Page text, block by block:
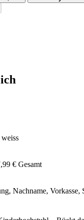
€ Gesamt
Nachname, Vorkasse,